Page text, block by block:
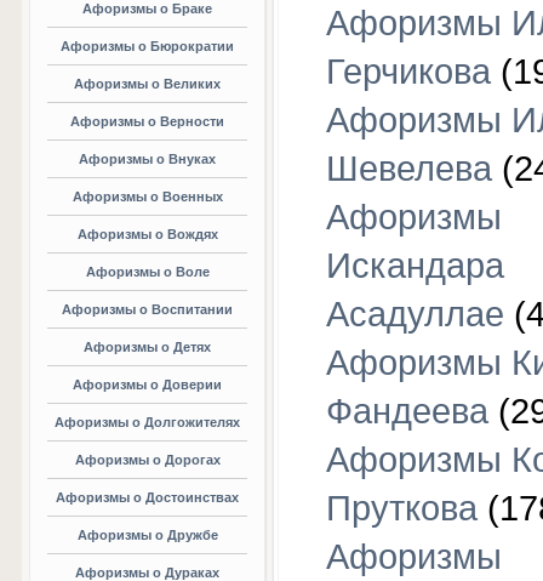
Афоризмы о Браке
Афоризмы о Бюрократии
Афоризмы о Великих
Афоризмы о Верности
Афоризмы о Внуках
Афоризмы о Военных
Афоризмы о Вождях
Афоризмы о Воле
Афоризмы о Воспитании
Афоризмы о Детях
Афоризмы о Доверии
Афоризмы о Долгожителях
Афоризмы о Дорогах
Афоризмы о Достоинствах
Афоризмы о Дружбе
Афоризмы о Дураках
Афоризмы
Герчикова
Афоризмы
Шевелева
Афоризмы
Искандара
Асадуллае
Афоризмы
Фандеева
Афоризмы
Пруткова
Афоризмы